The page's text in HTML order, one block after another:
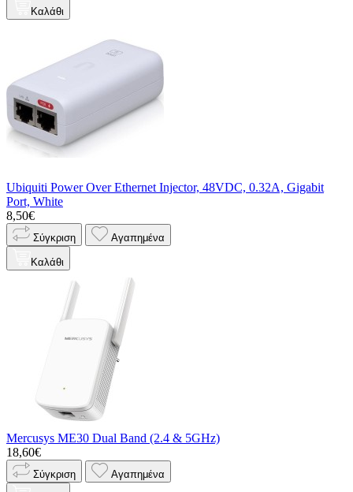
Καλάθι
Ubiquiti Power Over Ethernet Injector, 48VDC, 0.32A, Gigabit
Port, White
8,50€
Σύγκριση Αγαπημένα
Καλάθι
Mercusys ME30 Dual Band (2.4 & 5GHz)
18,60€
Σύγκριση Αγαπημένα